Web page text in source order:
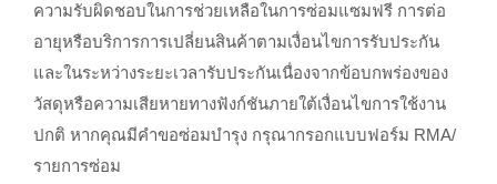
ความรับผิดชอบในการช่วยเหลือในการซ่อมแซมฟรี การต่อ
อายุหรือบริการการเปลี่ยนสินค้าตามเงื่อนไขการรับประกัน
และในระหว่างระยะเวลารับประกันเนื่องจากข้อบกพร่องของ
วัสดุหรือความเสียหายทางฟังก์ชันภายใต้เงื่อนไขการใช้งาน
ปกติ หากคุณมีคำขอซ่อมบำรุง กรุณากรอกแบบฟอร์ม RMA/
รายการซ่อม